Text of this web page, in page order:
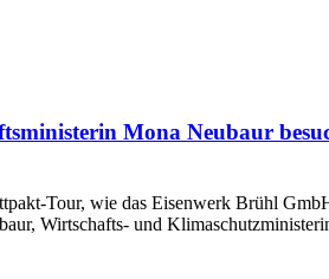
Mona Neubaur
Tour, wie das Eisenwerk Brühl
Wirtschafts- und